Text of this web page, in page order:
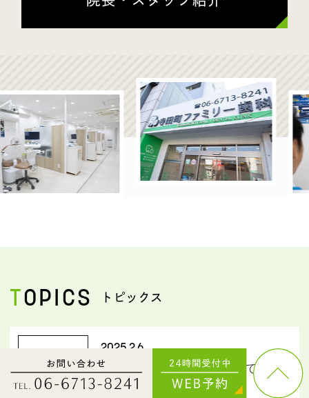
TOPICS トピックス
2025.2.6
これからブログを更新していき
ます… more